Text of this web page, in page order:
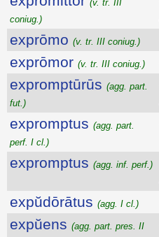
(v. tr. III
coniug.)
exprōmo (v. tr. III coniug.)
exprōmor (v. tr. III coniug.)
expromptūrūs (agg. part.
fut.)
expromptus (agg. part.
perf. I cl.)
expromptus (agg. inf. perf.)
expŭdōrātus (agg. I cl.)
expŭens (agg. part. pres. II